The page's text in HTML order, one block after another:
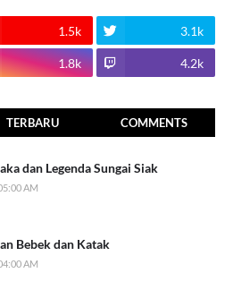
1.5k 3.1k
1.8k 4.2k
TERBARU COMMENTS
dan Legenda Sungai Siak
AM
Bebek dan Katak
AM